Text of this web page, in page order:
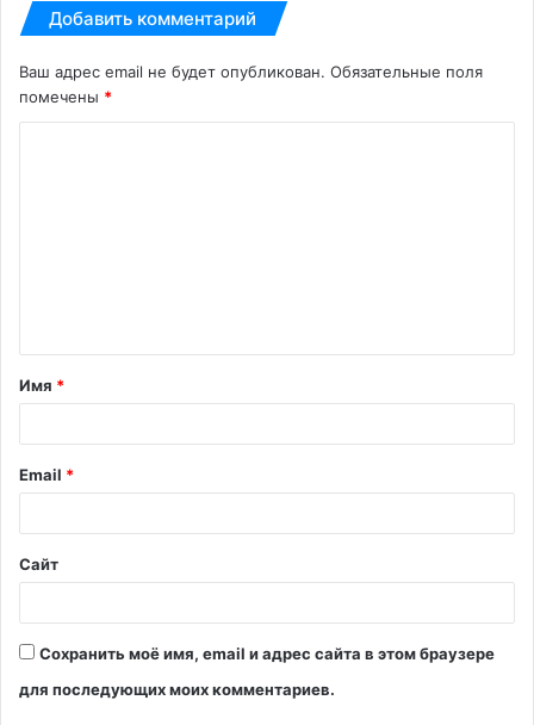
Добавить комментарий
Ваш адрес email не будет опубликован. Обязательные поля
помечены *
т
а
й
*
Имя *
Email *
Сайт
Сохранить моё имя, email и адрес сайта в этом браузере
для последующих моих комментариев.